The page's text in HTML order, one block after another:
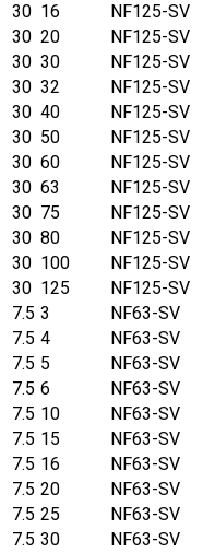
30 16 NF125-SV
30 20 NF125-SV
30 30 NF125-SV
30 32 NF125-SV
30 40 NF125-SV
30 50 NF125-SV
30 60 NF125-SV
30 63 NF125-SV
30 75 NF125-SV
30 80 NF125-SV
30 100 NF125-SV
30 125 NF125-SV
7.5 3 NF63-SV
7.5 4 NF63-SV
7.5 5 NF63-SV
7.5 6 NF63-SV
7.5 10 NF63-SV
7.5 15 NF63-SV
7.5 16 NF63-SV
7.5 20 NF63-SV
7.5 25 NF63-SV
7.5 30 NF63-SV